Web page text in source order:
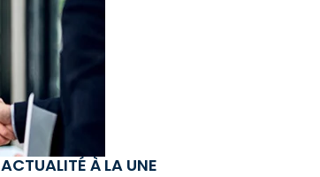
ACTUALITÉ À LA UNE